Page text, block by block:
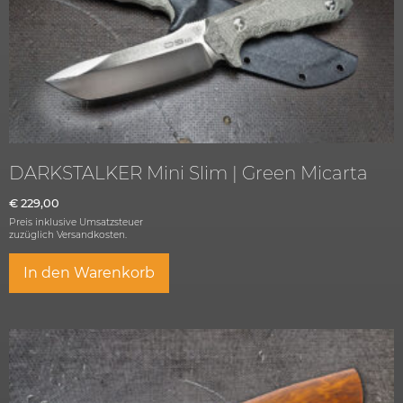
DARKSTALKER Mini Slim | Green Micarta
€ 229,00
Preis inklusive Umsatzsteuer
zuzüglich Versandkosten.
In den Warenkorb